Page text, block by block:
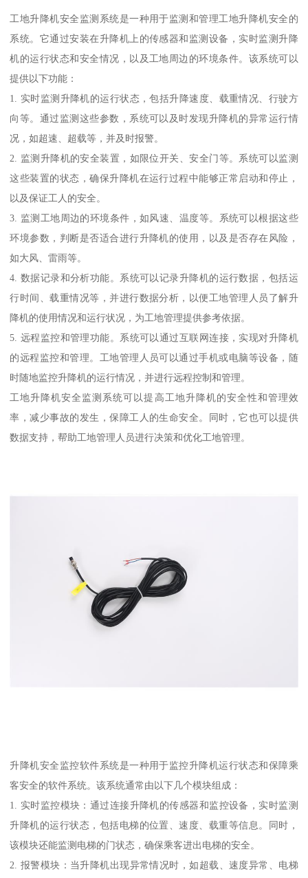
工地升降机安全监测系统是一种用于监测和管理工地升降机安全的
系统。它通过安装在升降机上的传感器和监测设备，实时监测升降
机的运行状态和安全情况，以及工地周边的环境条件。该系统可以
提供以下功能：
1. 实时监测升降机的运行状态，包括升降速度、载重情况、行驶方
向等。通过监测这些参数，系统可以及时发现升降机的异常运行情
况，如超速、超载等，并及时报警。
2. 监测升降机的安全装置，如限位开关、安全门等。系统可以监测
这些装置的状态，确保升降机在运行过程中能够正常启动和停止，
以及保证工人的安全。
3. 监测工地周边的环境条件，如风速、温度等。系统可以根据这些
环境参数，判断是否适合进行升降机的使用，以及是否存在风险，
如大风、雷雨等。
4. 数据记录和分析功能。系统可以记录升降机的运行数据，包括运
行时间、载重情况等，并进行数据分析，以便工地管理人员了解升
降机的使用情况和运行状况，为工地管理提供参考依据。
5. 远程监控和管理功能。系统可以通过互联网连接，实现对升降机
的远程监控和管理。工地管理人员可以通过手机或电脑等设备，随
时随地监控升降机的运行情况，并进行远程控制和管理。
工地升降机安全监测系统可以提高工地升降机的安全性和管理效
率，减少事故的发生，保障工人的生命安全。同时，它也可以提供
数据支持，帮助工地管理人员进行决策和优化工地管理。
升降机安全监控软件系统是一种用于监控升降机运行状态和保障乘
客安全的软件系统。该系统通常由以下几个模块组成：
1. 实时监控模块：通过连接升降机的传感器和监控设备，实时监测
升降机的运行状态，包括电梯的位置、速度、载重等信息。同时，
该模块还能监测电梯的门状态，确保乘客进出电梯的安全。
2. 报警模块：当升降机出现异常情况时，如超载、速度异常、电梯